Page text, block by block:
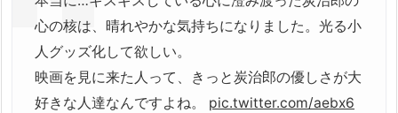
心の核は、晴れやかな気持ちになりました。光る小
人グッズ化して欲しい。
映画を見に来た人って、きっと炭治郎の優しさが大
好きな人達なんですよね。 pic.twitter.com/aebx6